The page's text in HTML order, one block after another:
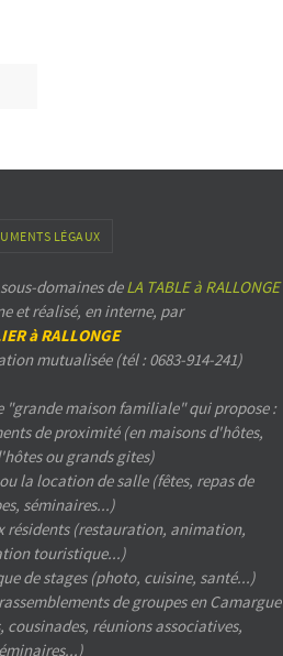
LÉGAUX
domaines deLA TABLE à RALLONGE
et réalisé, en interne, par
à RALLONGE
mutualisée (tél : 0683-914-241)
"grande maison familiale" qui propose :
de proximité (en maisons d'hôtes,
ou grands gites)
la location de salle (fêtes, repas de
séminaires...)
résidents (restauration, animation,
touristique...)
de stages (photo, cuisine, santé...)
de groupes en Camargue
cousinades, réunions associatives,